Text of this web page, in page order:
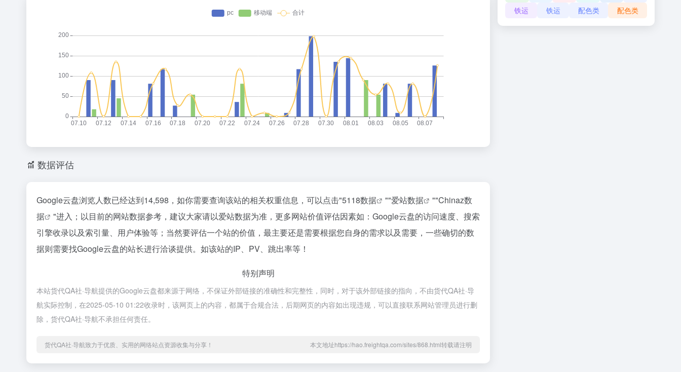
数据评估
Google云盘浏览人数已经达到14,598，如你需要查询该站的相关权重信息，可以点击"5118数据 ""爱站数据 ""Chinaz数
据
"进入；以目前的网站数据参考，建议大家请以爱站数据为准，更多网站价值评估因素如：Google云盘的访问速度、搜索
引擎收录以及索引量、用户体验等；当然要评估一个站的价值，最主要还是需要根据您自身的需求以及需要，一些确切的数
据则需要找Google云盘的站长进行洽谈提供。如该站的IP、PV、跳出率等！
特别声明
本站货代QA社·导航提供的Google云盘都来源于网络，不保证外部链接的准确性和完整性，同时，对于该外部链接的指向，不由货代QA社·导
航实际控制，在2025-05-10 01:22收录时，该网页上的内容，都属于合规合法，后期网页的内容如出现违规，可以直接联系网站管理员进行删
除，货代QA社·导航不承担任何责任。
货代QA社·导航致力于优质、实用的网络站点资源收集与分享！ 本文地址https://hao.freightqa.com/sites/868.html转载请注明
铁运
铁运 配色类 配色类